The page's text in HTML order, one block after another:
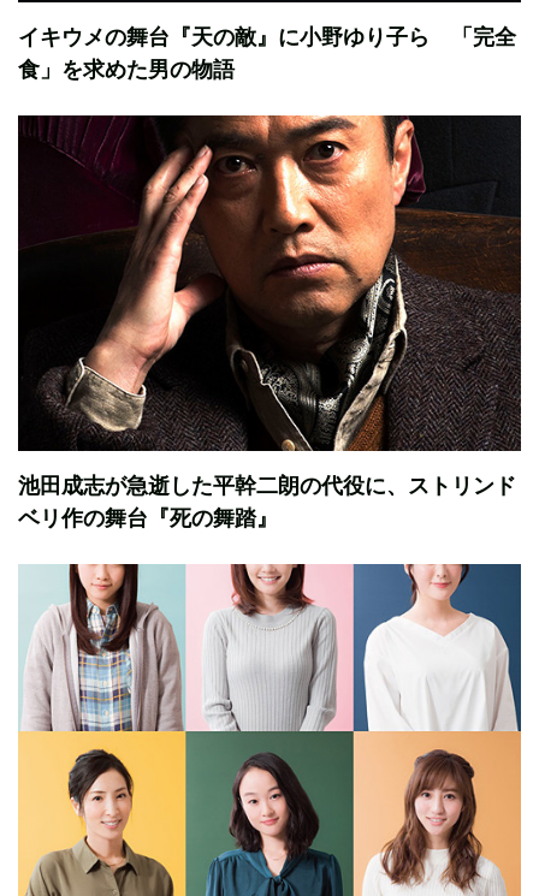
イキウメの舞台『天の敵』に小野ゆり子ら 「完全
食」を求めた男の物語
池田成志が急逝した平幹二朗の代役に、ストリンド
ベリ作の舞台『死の舞踏』